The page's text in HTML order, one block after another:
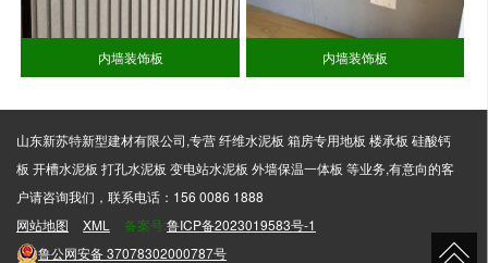
内墙装饰板 内墙装饰板
山东新苏特新型建材有限公司,专营 纤维水泥板 箱房专用地板 楼承板 硅酸钙
板 开槽水泥板 打孔水泥板 变电站水泥板 外墙保温一体板 等业务,有意向的客
户请咨询我们，联系电话：156 0086 1888
网站地图
XML 备案号:鲁ICP备2023019583号-1
鲁公网安备37078302000787号